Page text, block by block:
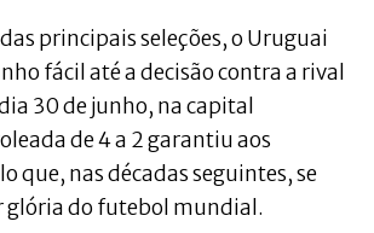
principais seleções, o Uruguai
fácil até a decisão contra a rival
30 de junho, na capital
de 4 a 2 garantiu aos
que, nas décadas seguintes, se
glória do futebol mundial.